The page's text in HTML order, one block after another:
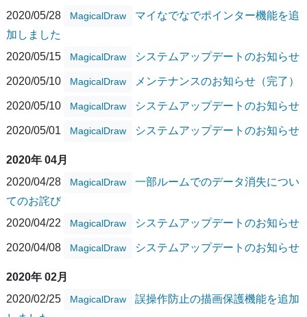
2020/05/28
MagicalDraw
マイなでなでポインター機能を追
加しました
2020/05/15
MagicalDraw システムアップデートのお知らせ
2020/05/10 MagicalDraw メンテナンスのお知らせ（完了）
2020/05/10 MagicalDraw システムアップデートのお知らせ
2020/05/01 MagicalDraw システムアップデートのお知らせ
2020年 04月
2020/04/28
MagicalDraw
一部ルームでのデータ消失につい
てのお詫び
2020/04/22
MagicalDraw システムアップデートのお知らせ
2020/04/08 MagicalDraw システムアップデートのお知らせ
2020年 02月
2020/02/25
MagicalDraw
誤操作防止の描画保護機能を追加